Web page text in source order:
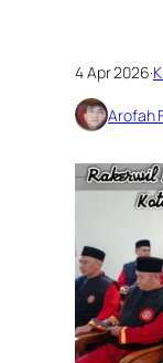
4 Apr 2026·
Arofah